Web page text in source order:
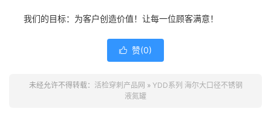
我们的目标：为客户创造价值！让每一位顾客满意！
 赞(0)
未经允许不得转载： 活检穿刺产品网 » YDD系列 海尔大口径不锈钢
液氮罐